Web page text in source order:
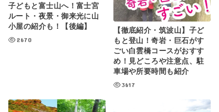
子どもと富士山へ！富士宮
ルート・夜景・御来光に山
小屋の紹介も！【後編】
2670
【徹底紹介・筑波山】子ど
もと登山！奇岩・巨石がす
ごい白雲橋コースがおすす
め！見どころや注意点、駐
車場や所要時間も紹介
3617